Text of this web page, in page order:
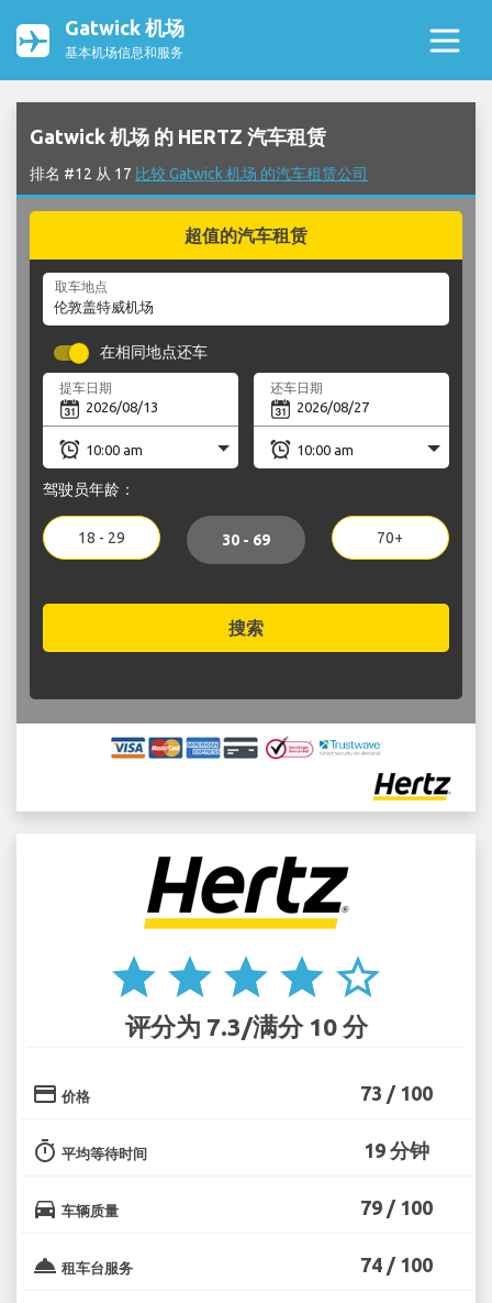
Gatwick 机场
基本机场信息和服务
Gatwick 机场 的 HERTZ 汽车租赁
排名 #12 从 17 比较 Gatwick 机场 的汽车租赁公司
超值的汽车租赁
取车地点
在相同地点还车
提车日期 还车日期
驾驶员年龄：
18 - 29 30 - 69 70+
搜索
star star star star star_border
评分为 7.3/满分 10 分
credit_card 价格 73 / 100
timer 平均等待时间 19 分钟
directions_car 车辆质量 79 / 100
room_service 租车台服务 74 / 100